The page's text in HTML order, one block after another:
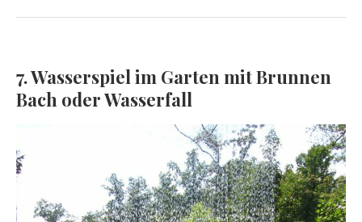
7. Wasserspiel im Garten mit Brunnen
Bach oder Wasserfall